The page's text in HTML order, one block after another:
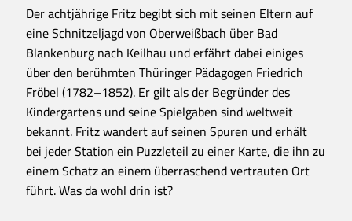
Der achtjährige Fritz begibt sich mit seinen Eltern auf
eine Schnitzeljagd von Oberweißbach über Bad
Blankenburg nach Keilhau und erfährt dabei einiges
über den berühmten Thüringer Pädagogen Friedrich
Fröbel (1782–1852). Er gilt als der Begründer des
Kindergartens und seine Spielgaben sind weltweit
bekannt. Fritz wandert auf seinen Spuren und erhält
bei jeder Station ein Puzzleteil zu einer Karte, die ihn zu
einem Schatz an einem überraschend vertrauten Ort
führt. Was da wohl drin ist?